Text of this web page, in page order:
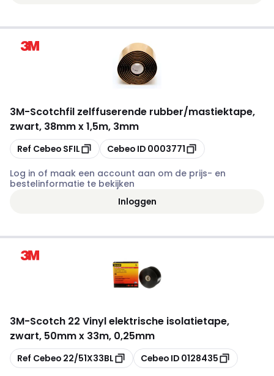
3M-Scotchfil zelffuserende rubber/mastiektape,
zwart, 38mm x 1,5m, 3mm
Kopiëren
Ref Cebeo SFIL Kopiëren
Cebeo ID 0003771
Log in of maak een account aan om de prijs- en
bestelinformatie te bekijken
Inloggen
3M-Scotch 22 Vinyl elektrische isolatietape,
zwart, 50mm x 33m, 0,25mm
Kopiëren
Ref Cebeo 22/51X33BL Kopiëren
Cebeo ID 0128435